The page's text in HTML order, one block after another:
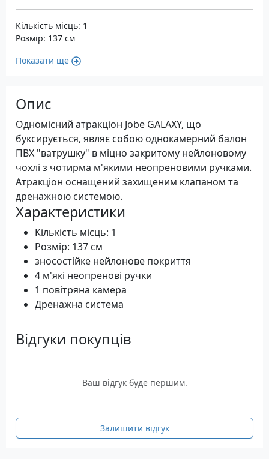
Кількість місць: 1
Розмір: 137 см
Показати ще
Опис
Одномісний атракціон Jobe GALAXY, що
буксирується, являє собою однокамерний балон
ПВХ "ватрушку" в міцно закритому нейлоновому
чохлі з чотирма м'якими неопреновими ручками.
Атракціон оснащений захищеним клапаном та
дренажною системою.
Характеристики
Кількість місць: 1
Розмір: 137 см
зносостійке нейлонове покриття
4 м'які неопренові ручки
1 повітряна камера
Дренажна система
Відгуки покупців
Ваш відгук буде першим.
Залишити відгук